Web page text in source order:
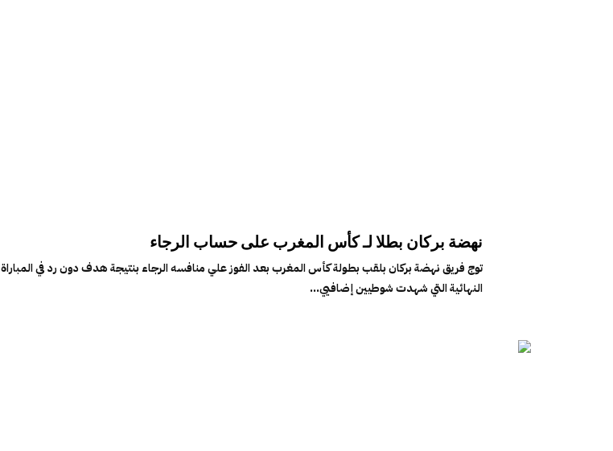
نهضة بركان بطلا لـ كأس المغرب على حساب الرجاء
توج فريق نهضة بركان بلقب بطولة كأس المغرب بعد الفوز علي منافسه الرجاء بنتيجة هدف دون رد في المباراة
النهائية التي شهدت شوطيين إضافيي...